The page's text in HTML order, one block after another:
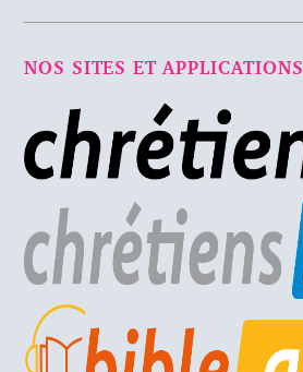
NOS SITES ET APPLICATIONS